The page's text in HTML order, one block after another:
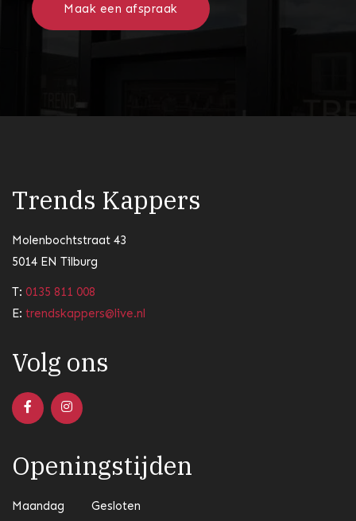
Maak een afspraak
Trends Kappers
Molenbochtstraat 43
5014 EN Tilburg
T: 0135 811 008
E: trendskappers@live.nl
Volg ons
Openingstijden
Maandag
Gesloten